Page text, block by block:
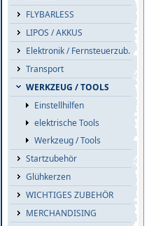
FLYBARLESS
LIPOS / AKKUS
Elektronik / Fernsteuerzub.
Transport
WERKZEUG / TOOLS
Einstellhilfen
elektrische Tools
Werkzeug / Tools
Startzubehör
Glühkerzen
WICHTIGES ZUBEHÖR
MERCHANDISING